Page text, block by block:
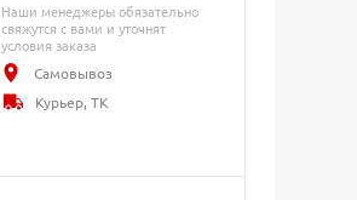
Наши менеджеры обязательно
свяжутся с вами и уточнят
условия заказа
Самовывоз
Курьер, ТК